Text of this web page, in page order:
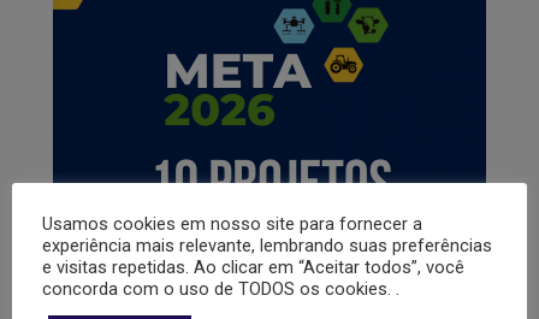
Usamos cookies em nosso site para fornecer a
experiência mais relevante, lembrando suas preferências
e visitas repetidas. Ao clicar em “Aceitar todos”, você
concorda com o uso de TODOS os cookies. .